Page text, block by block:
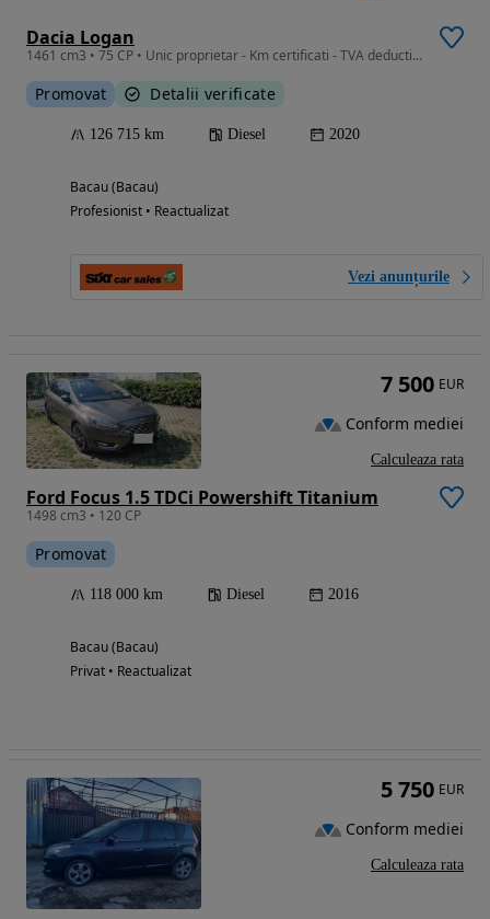
Dacia Logan
1461 cm3 • 75 CP • Unic proprietar - Km certificati - TVA deductibil
Promovat Detalii verificate
126 715 km Diesel 2020
Bacau (Bacau)
Profesionist • Reactualizat
Vezi anunțurile
Ford Focus 1.5 TDCi Powershift Titanium
1498 cm3 • 120 CP
Promovat
118 000 km Diesel 2016
Bacau (Bacau)
Privat • Reactualizat
7 500 EUR
Conform mediei
Calculeaza rata
5 750 EUR
Conform mediei
Calculeaza rata